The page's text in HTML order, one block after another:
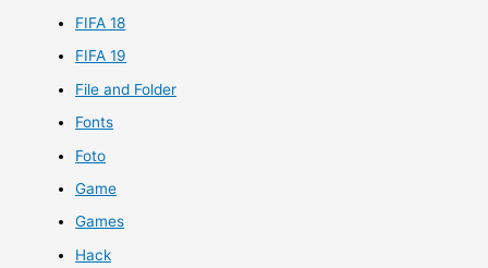
FIFA 18
FIFA 19
File and Folder
Fonts
Foto
Game
Games
Hack